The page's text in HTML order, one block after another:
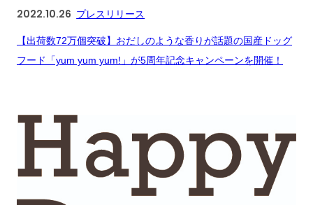
2022.10.26 プレスリリース
【出荷数72万個突破】おだしのような⾹りが話題の国産ドッグ
フード「yum yum yum!」が5周年記念キャンペーンを開催！